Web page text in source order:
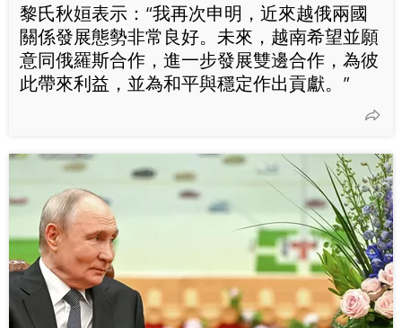
黎氏秋姮表示：“我再次申明，近來越俄兩國
關係發展態勢非常良好。未來，越南希望並願
意同俄羅斯合作，進一步發展雙邊合作，為彼
此帶來利益，並為和平與穩定作出貢獻。”